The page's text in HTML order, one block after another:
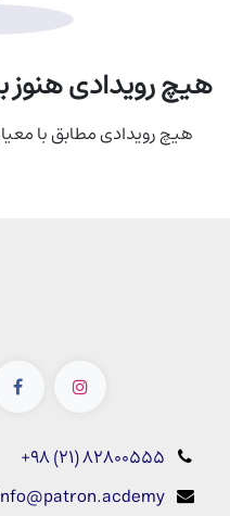
هیچ رویدادی هنوز
هیچ رویدادی مطابق با
+98 (21) 82800555